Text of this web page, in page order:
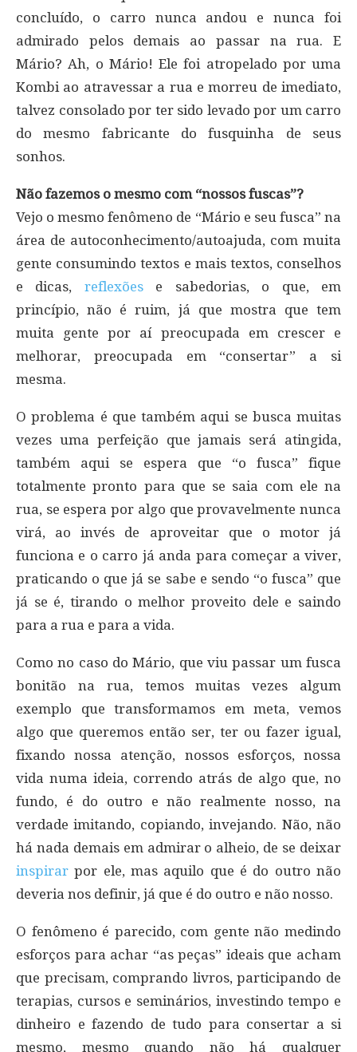
concluído, o carro nunca andou e nunca foi
admirado pelos demais ao passar na rua. E
Mário? Ah, o Mário! Ele foi atropelado por uma
Kombi ao atravessar a rua e morreu de imediato,
talvez consolado por ter sido levado por um carro
do mesmo fabricante do fusquinha de seus
sonhos.
Não fazemos o mesmo com “nossos fuscas”?
Vejo o mesmo fenômeno de “Mário e seu fusca” na
área de autoconhecimento/autoajuda, com muita
gente consumindo textos e mais textos, conselhos
e dicas, reflexõese sabedorias, o que, em
princípio, não é ruim, já que mostra que tem
muita gente por aí preocupada em crescer e
melhorar, preocupada em “consertar” a si
mesma.
O problema é que também aqui se busca muitas
vezes uma perfeição que jamais será atingida,
também aqui se espera que “o fusca” fique
totalmente pronto para que se saia com ele na
rua, se espera por algo que provavelmente nunca
virá, ao invés de aproveitar que o motor já
funciona e o carro já anda para começar a viver,
praticando o que já se sabe e sendo “o fusca” que
já se é, tirando o melhor proveito dele e saindo
para a rua e para a vida.
Como no caso do Mário, que viu passar um fusca
bonitão na rua, temos muitas vezes algum
exemplo que transformamos em meta, vemos
algo que queremos então ser, ter ou fazer igual,
fixando nossa atenção, nossos esforços, nossa
vida numa ideia, correndo atrás de algo que, no
fundo, é do outro e não realmente nosso, na
verdade imitando, copiando, invejando. Não, não
há nada demais em admirar o alheio, de se deixar
inspirar por ele, mas aquilo que é do outro não
deveria nos definir, já que é do outro e não nosso.
O fenômeno é parecido, com gente não medindo
esforços para achar “as peças” ideais que acham
que precisam, comprando livros, participando de
terapias, cursos e seminários, investindo tempo e
dinheiro e fazendo de tudo para consertar a si
mesmo, mesmo quando não há qualquer